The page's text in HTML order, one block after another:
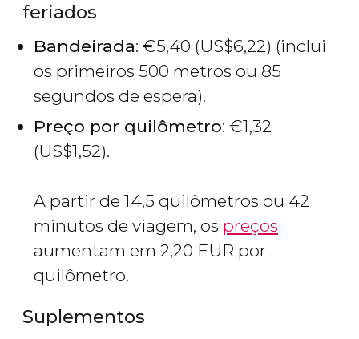
feriados
Bandeirada: €5,40 (US$6,22) (inclui
os primeiros 500 metros ou 85
segundos de espera).
Preço por quilômetro: €1,32
(US$1,52).
A partir de 14,5 quilômetros ou 42
minutos de viagem, os preços
aumentam em 2,20 EUR por
quilômetro.
Suplementos